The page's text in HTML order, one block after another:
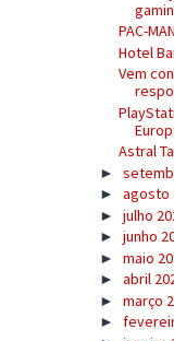
PAC-
Hotel
Vem
Astral
►
► agosto
► julho
► junho
► maio
► abril
► março
►